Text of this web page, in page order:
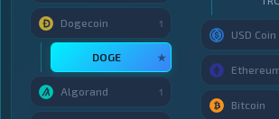
Dogecoin 1
DOGE ★
Algorand 1
USD Coin
Bitcoin